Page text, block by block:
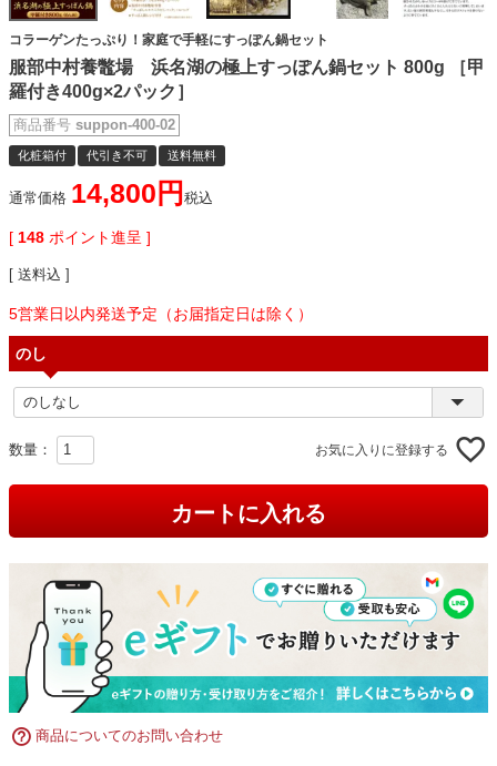
コラーゲンたっぷり！家庭で手軽にすっぽん鍋セット
服部中村養鼈場 浜名湖の極上すっぽん鍋セット 800g ［甲
羅付き400g×2パック］
商品番号 suppon-400-02
化粧箱付 代引き不可 送料無料
通常価格 14,800 税込
[ 148 ポイント進呈 ]
送料込
5営業日以内発送予定（お届指定日は除く）
のし
お気に入りに登録する
カートに入れる
商品についてのお問い合わせ